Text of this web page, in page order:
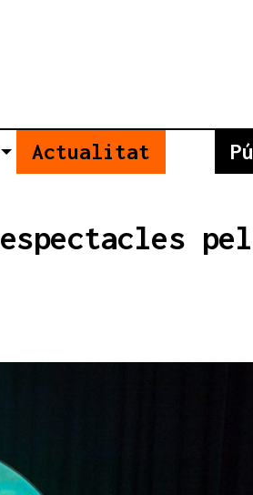
Actualitat
pel